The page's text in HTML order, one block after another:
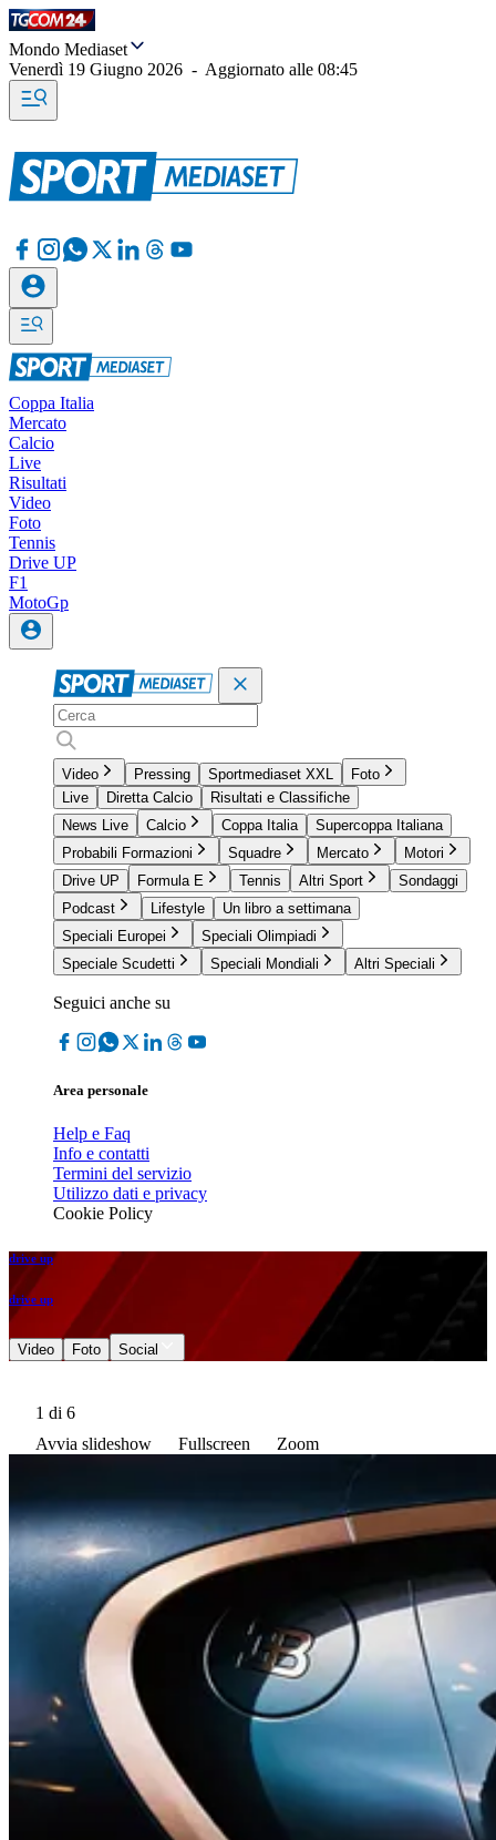
Mondo Mediaset
Venerdì 19 Giugno 2026 - Aggiornato alle 08:45
Coppa Italia
Mercato
Calcio
Live
Risultati
Video
Foto
Tennis
Drive UP
F1
MotoGp
Video Pressing Sportmediaset XXL
Foto
Live
Diretta Calcio
Risultati e Classifiche
News Live
Calcio Coppa Italia
Supercoppa Italiana
Probabili Formazioni
Squadre Mercato
Motori
Drive UP
Formula E Tennis Altri Sport
Sondaggi
Podcast
Lifestyle
Un libro a settimana
Speciali Europei
Speciali Olimpiadi
Speciale Scudetti
Speciali Mondiali Altri Speciali
Seguici anche su
Area personale
Help e Faq
Info e contatti
Termini del servizio
Utilizzo dati e privacy
Cookie Policy
drive up
drive up
Video Foto Social
1 di 6
Avvia slideshow
Fullscreen Zoom